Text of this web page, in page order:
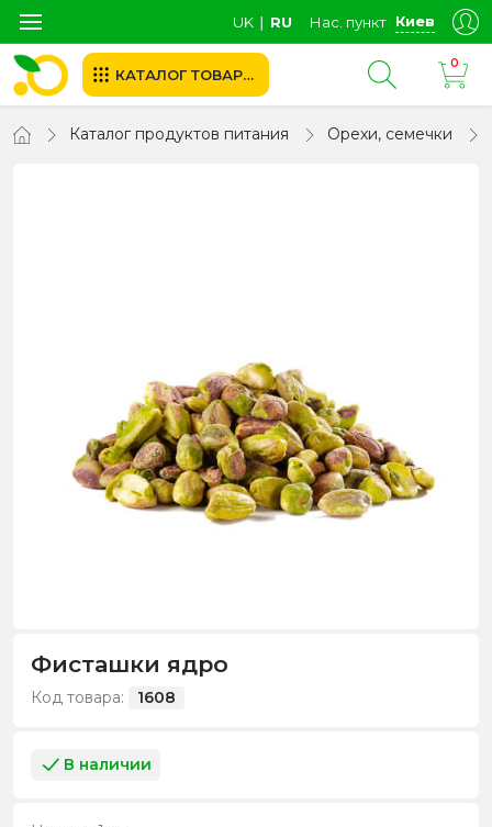
UK ∣ RU Нас. пункт Киев
КАТАЛОГ ТОВАРОВ
0
Каталог продуктов питания Орехи, семечки
Фисташки ядро
Код товара: 1608
В наличии